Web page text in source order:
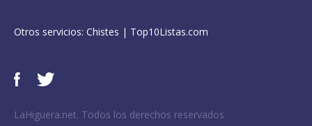
Otros servicios: Chistes | Top10Listas.com
LaHiguera.net. Todos los derechos reservados